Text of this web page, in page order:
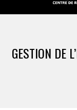
I
N
Menu
GESTION DE